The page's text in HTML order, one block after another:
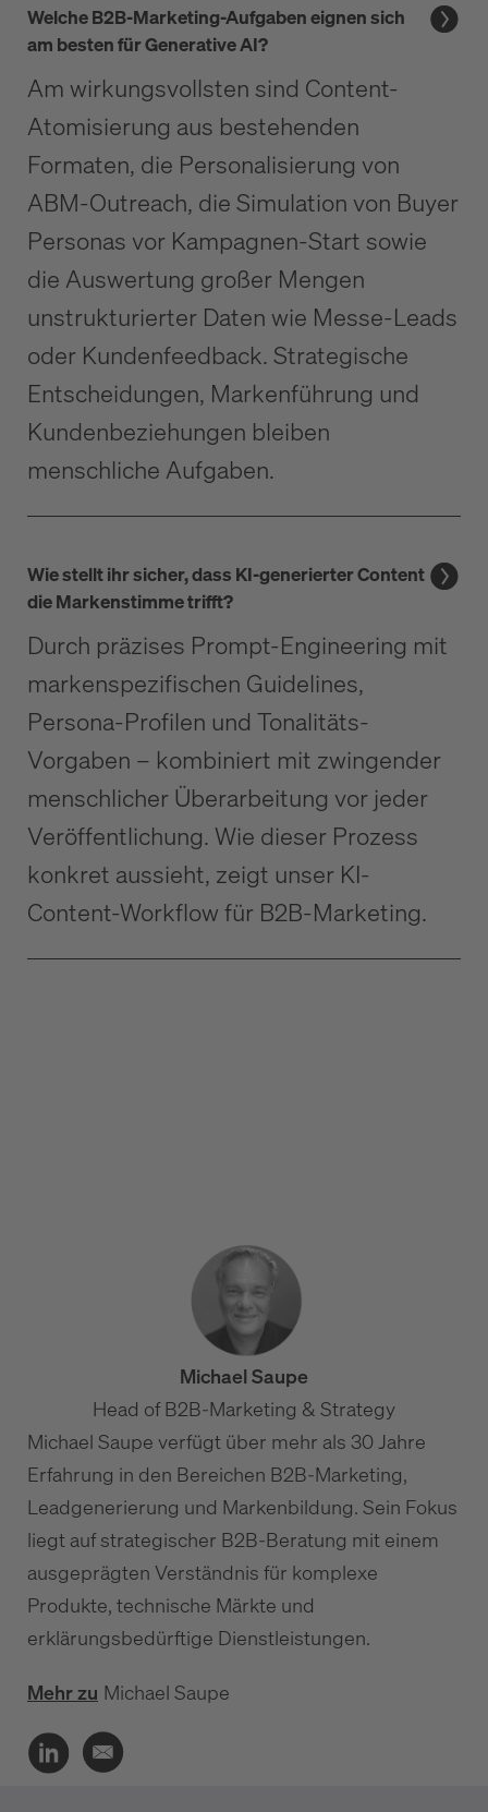
Welche B2B-Marketing-Aufgaben eignen sich
am besten für Generative AI?
Am wirkungsvollsten sind Content-
Atomisierung aus bestehenden
Formaten, die Personalisierung von
ABM-Outreach, die Simulation von Buyer
Personas vor Kampagnen-Start sowie
die Auswertung großer Mengen
unstrukturierter Daten wie Messe-Leads
oder Kundenfeedback. Strategische
Entscheidungen, Markenführung und
Kundenbeziehungen bleiben
menschliche Aufgaben.
Wie stellt ihr sicher, dass KI-generierter Content
die Markenstimme trifft?
Durch präzises Prompt-Engineering mit
markenspezifischen Guidelines,
Persona-Profilen und Tonalitäts-
Vorgaben – kombiniert mit zwingender
menschlicher Überarbeitung vor jeder
Veröffentlichung. Wie dieser Prozess
konkret aussieht, zeigt unser KI-
Content-Workflow für B2B-Marketing.
Michael Saupe
Head of B2B-Marketing & Strategy
Michael Saupe verfügt über mehr als 30 Jahre
Erfahrung in den Bereichen B2B-Marketing,
Leadgenerierung und Markenbildung. Sein Fokus
liegt auf strategischer B2B-Beratung mit einem
ausgeprägten Verständnis für komplexe
Produkte, technische Märkte und
erklärungsbedürftige Dienstleistungen.
Mehr zu Michael Saupe